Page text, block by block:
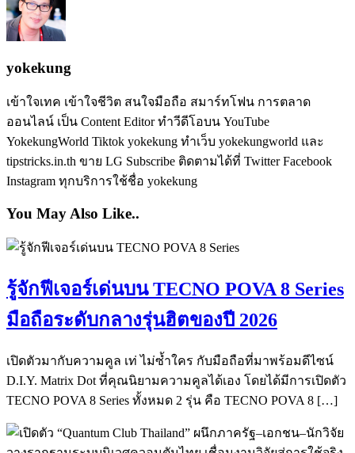
yokekung
เข้าใจเทค เข้าใจชีวิต สนใจมือถือ สมาร์ทโฟน การตลาด
ออนไลน์ เป็น Content Editor ทำวีดีโอบน YouTube
YokekungWorld Tiktok yokekung ทำเว็บ yokekungworld และ
tipstricks.in.th ขาย LG Subscribe ติดตามได้ที่ Twitter Facebook
Instagram ทุกบริการใช้ชื่อ yokekung
You May Also Like..
รู้จักฟีเจอร์เด่นบน TECNO POVA 8 Series
มือถือระดับกลางรุ่นฮิตของปี 2026
เปิดตัวมากับความคูล เท่ ไม่ซ้ำใคร กับมือถือที่มาพร้อมดีไซน์
D.I.Y. Matrix Dot ที่คุณนิยามความคูลได้เอง โดยได้มีการเปิดตัว
TECNO POVA 8 Series ทั้งหมด 2 รุ่น คือ TECNO POVA 8 […]